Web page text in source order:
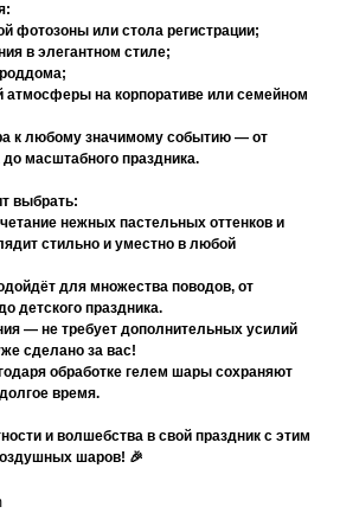
фотозоны или стола регистрации;
в элегантном стиле;
атмосферы на корпоративе или семейном
к любому значимому событию — от
масштабного праздника.
выбрать:
нежных пастельных оттенков и
стильно и уместно в любой
для множества поводов, от
детского праздника.
— не требует дополнительных усилий
сделано за вас!
обработке гелем шары сохраняют
время.
и волшебства в свой праздник с этим
шаров! 🎉